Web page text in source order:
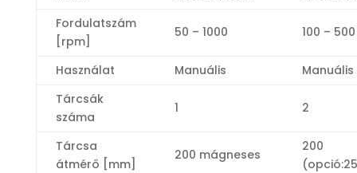
Fordulatszám
[rpm]
50 – 1000 100 – 500
Használat Manuális
Manuális
Tárcsák
száma
1 2
Tárcsa
átmérő [mm]
200 mágneses
200